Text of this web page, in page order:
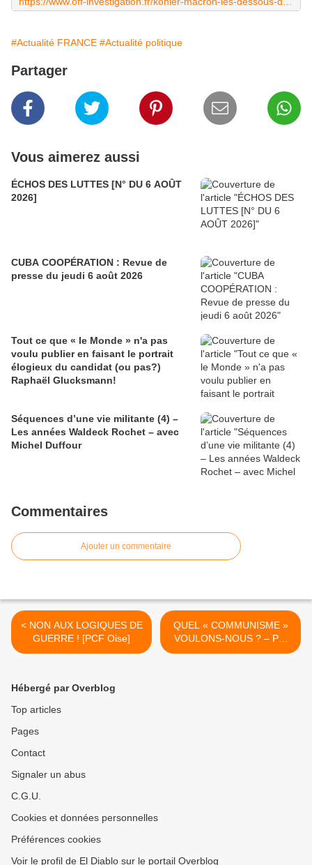
#Actualité FRANCE #Actualité politique
Partager
Vous aimerez aussi
ÉCHOS DES LUTTES [N° DU 6 AOÛT
2026]
CUBA COOPÉRATION : Revue de
presse du jeudi 6 août 2026
Tout ce que « le Monde » n'a pas
voulu publier en faisant le portrait
élogieux du candidat (ou pas?)
Raphaël Glucksmann!
Séquences d’une vie militante (4) –
Les années Waldeck Rochet – avec
Michel Duffour
Commentaires
Ajouter un commentaire
< NON AUX LOGIQUES DE
GUERRE ! [PCF Oise]
QUEL « COMMUNISME »
VOULONS-NOUS ? – Par
Gilles Questiaux >
Hébergé par Overblog
Top articles
Pages
Contact
Signaler un abus
C.G.U.
Cookies et données personnelles
Préférences cookies
Voir le profil de El Diablo sur le portail Overblog